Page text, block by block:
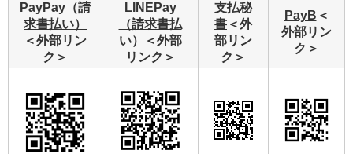
PayPay（請
求書払い）
＜外部リン
ク＞
LINEPay
（請求書払
い）
＜外部
リンク＞
支払秘
書 ＜外
部リン
ク＞
PayB ＜
外部リン
ク＞